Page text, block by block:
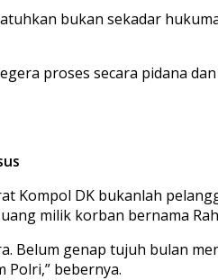
bukan sekadar
proses secara pidana
Kompol DK bukanlah
milik korban bernama
Belum genap tujuh bulan
Polri,” bebernya.